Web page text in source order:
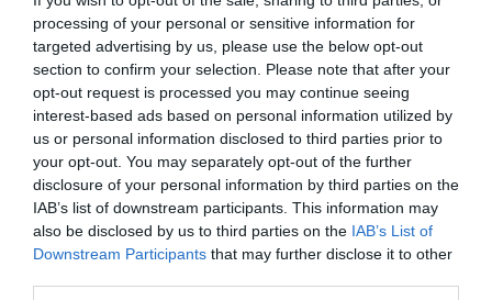
processing of your personal or sensitive information for
targeted advertising by us, please use the below opt-out
section to confirm your selection. Please note that after your
opt-out request is processed you may continue seeing
interest-based ads based on personal information utilized by
us or personal information disclosed to third parties prior to
your opt-out. You may separately opt-out of the further
disclosure of your personal information by third parties on the
IAB’s list of downstream participants. This information may
also be disclosed by us to third parties on the IAB’s List of
Downstream Participants that may further disclose it to other
Újabb kínai autómárka érkezett Magyarországra
Ez a kínai terepjáró hódíthatja meg Európát
kína európai unió elektromos kamion iparág